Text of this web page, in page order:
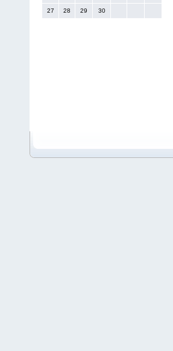
27 28 29 30